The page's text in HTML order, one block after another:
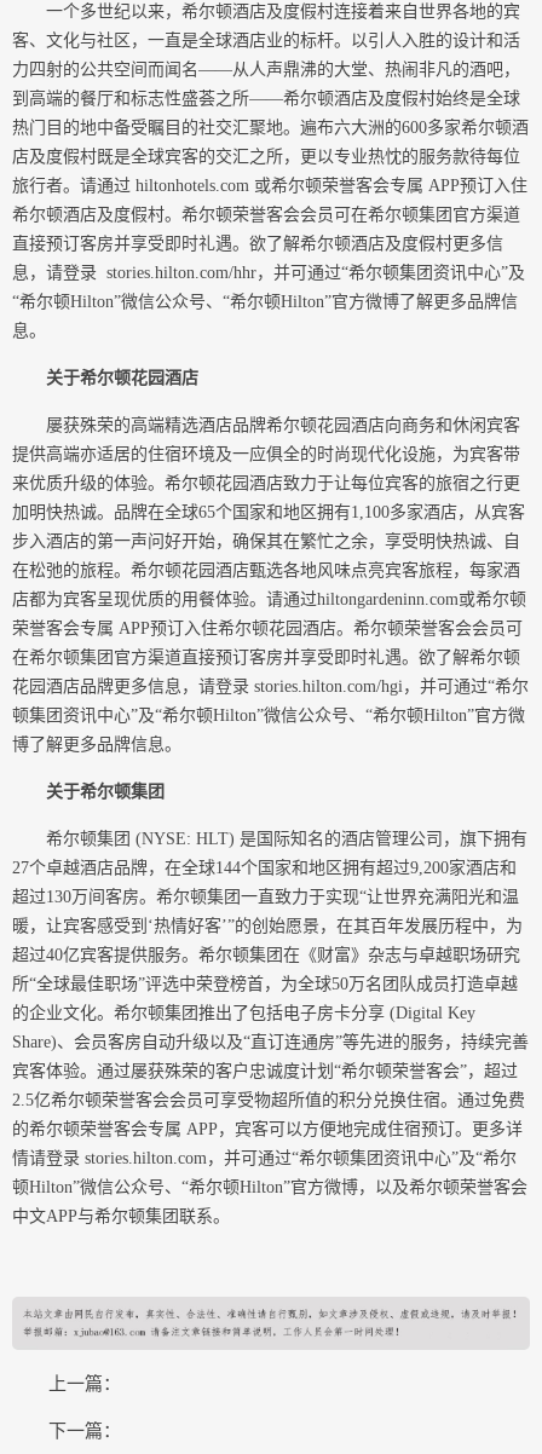
一个多世纪以来，希尔顿酒店及度假村连接着来自世界各地的宾
客、文化与社区，一直是全球酒店业的标杆。以引人入胜的设计和活
力四射的公共空间而闻名——从人声鼎沸的大堂、热闹非凡的酒吧，
到高端的餐厅和标志性盛荟之所——希尔顿酒店及度假村始终是全球
热门目的地中备受瞩目的社交汇聚地。遍布六大洲的600多家希尔顿酒
店及度假村既是全球宾客的交汇之所，更以专业热忱的服务款待每位
旅行者。请通过 hiltonhotels.com 或希尔顿荣誉客会专属 APP预订入住
希尔顿酒店及度假村。希尔顿荣誉客会会员可在希尔顿集团官方渠道
直接预订客房并享受即时礼遇。欲了解希尔顿酒店及度假村更多信
息，请登录 stories.hilton.com/hhr，并可通过“希尔顿集团资讯中心”及
“希尔顿Hilton”微信公众号、“希尔顿Hilton”官方微博了解更多品牌信
息。
关于希尔顿花园酒店
屡获殊荣的高端精选酒店品牌希尔顿花园酒店向商务和休闲宾客
提供高端亦适居的住宿环境及一应俱全的时尚现代化设施，为宾客带
来优质升级的体验。希尔顿花园酒店致力于让每位宾客的旅宿之行更
加明快热诚。品牌在全球65个国家和地区拥有1,100多家酒店，从宾客
步入酒店的第一声问好开始，确保其在繁忙之余，享受明快热诚、自
在松弛的旅程。希尔顿花园酒店甄选各地风味点亮宾客旅程，每家酒
店都为宾客呈现优质的用餐体验。请通过hiltongardeninn.com或希尔顿
荣誉客会专属 APP预订入住希尔顿花园酒店。希尔顿荣誉客会会员可
在希尔顿集团官方渠道直接预订客房并享受即时礼遇。欲了解希尔顿
花园酒店品牌更多信息，请登录 stories.hilton.com/hgi，并可通过“希尔
顿集团资讯中心”及“希尔顿Hilton”微信公众号、“希尔顿Hilton”官方微
博了解更多品牌信息。
关于希尔顿集团
希尔顿集团 (NYSE: HLT) 是国际知名的酒店管理公司，旗下拥有
27个卓越酒店品牌，在全球144个国家和地区拥有超过9,200家酒店和
超过130万间客房。希尔顿集团一直致力于实现“让世界充满阳光和温
暖，让宾客感受到‘热情好客’”的创始愿景，在其百年发展历程中，为
超过40亿宾客提供服务。希尔顿集团在《财富》杂志与卓越职场研究
所“全球最佳职场”评选中荣登榜首，为全球50万名团队成员打造卓越
的企业文化。希尔顿集团推出了包括电子房卡分享 (Digital Key
Share)、会员客房自动升级以及“直订连通房”等先进的服务，持续完善
宾客体验。通过屡获殊荣的客户忠诚度计划“希尔顿荣誉客会”，超过
2.5亿希尔顿荣誉客会会员可享受物超所值的积分兑换住宿。通过免费
的希尔顿荣誉客会专属 APP，宾客可以方便地完成住宿预订。更多详
情请登录 stories.hilton.com，并可通过“希尔顿集团资讯中心”及“希尔
顿Hilton”微信公众号、“希尔顿Hilton”官方微博，以及希尔顿荣誉客会
中文APP与希尔顿集团联系。
上一篇：
下一篇：